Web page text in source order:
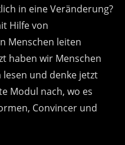
in eine Veränderung?
Hilfe von
Menschen leiten
haben wir Menschen
und denke jetzt
Modul nach, wo es
Convincer und